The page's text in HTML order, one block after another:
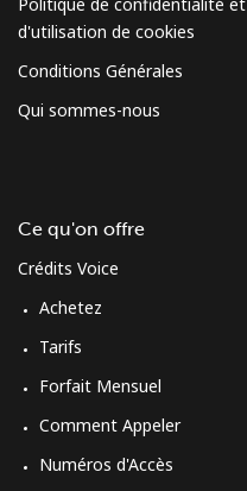
d'utilisation de cookies
Conditions Générales
Qui sommes-nous
Ce qu'on offre
Crédits Voice
Achetez
Tarifs
Forfait Mensuel
Comment Appeler
Numéros d'Accès